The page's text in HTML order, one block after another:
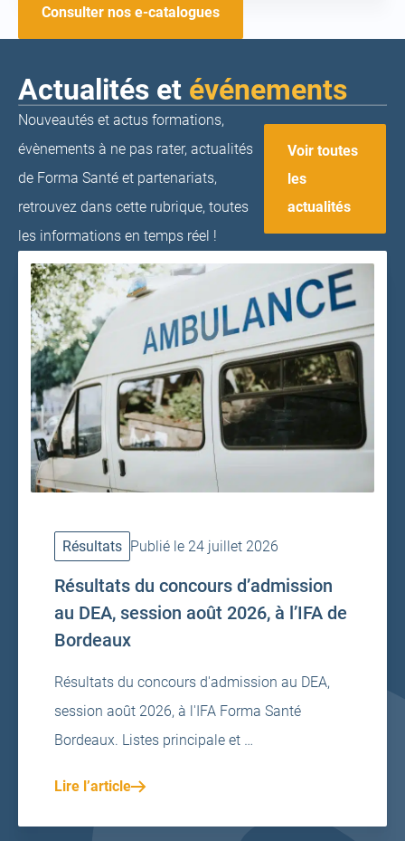
Consulter nos e-catalogues
Actualités et événements
Nouveautés et actus formations,
évènements à ne pas rater, actualités
de Forma Santé et partenariats,
retrouvez dans cette rubrique, toutes
les informations en temps réel !
Voir toutes
les
actualités
Résultats Publié le 24 juillet 2026
Résultats du concours d’admission
au DEA, session août 2026, à l’IFA de
Bordeaux
Résultats du concours d'admission au DEA,
session août 2026, à l'IFA Forma Santé
Bordeaux. Listes principale et …
Lire l’article